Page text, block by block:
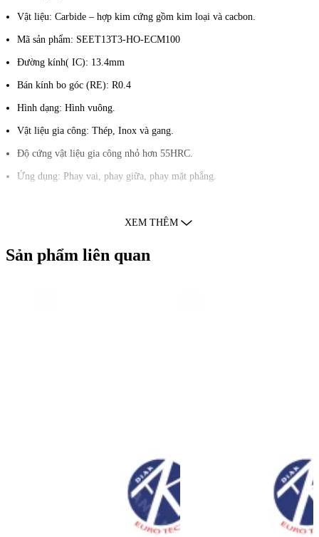
Vật liệu: Carbide – hợp kim cứng gồm kim loại và cacbon.
Mã sản phẩm: SEET13T3-HO-ECM100
Đường kính( IC): 13.4mm
Bán kính bo góc (RE): R0.4
Hình dạng: Hình vuông.
Vật liệu gia công: Thép, Inox và gang.
Độ cứng vật liệu gia công nhỏ hơn 55HRC.
Ứng dụng: Phay vai, phay giữa, phay mặt phẳng.
độ cứng lên đến 55HRC.
Các thông số thể hiện trong mảnh dao phay:
XEM THÊM
Sản phẩm liên quan